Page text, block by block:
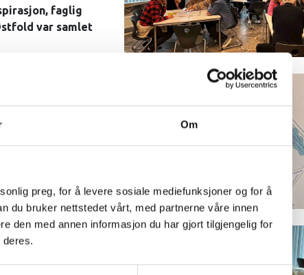
Om
preg, for å levere sosiale mediefunksjoner og for å
du bruker nettstedet vårt, med partnerne våre innen
den med annen informasjon du har gjort tilgjengelig for
faglig
var samlet
bedre for
overgangen.
og Partnerskap
ønsket velkommen
innlegg satte
ordet, med
fra fag- og